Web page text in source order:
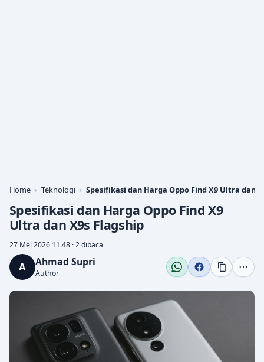
Home Teknologi Spesifikasi dan Harga Oppo Find X9 Ultra dan
Spesifikasi dan Harga Oppo Find X9
Ultra dan X9s Flagship
27 Mei 2026 11.48 · 2 dibaca
A Ahmad Supri
Author